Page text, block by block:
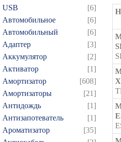
USB
[6]
Автомобильное
[6]
Автомобильный
[6]
Адаптер
[3]
Аккумулятор
[2]
Активатор
[1]
Амортизатор
[608]
Амортизаторы
[21]
Антидождь
[1]
Антизапотеватель
[1]
Ароматизатор
[35]